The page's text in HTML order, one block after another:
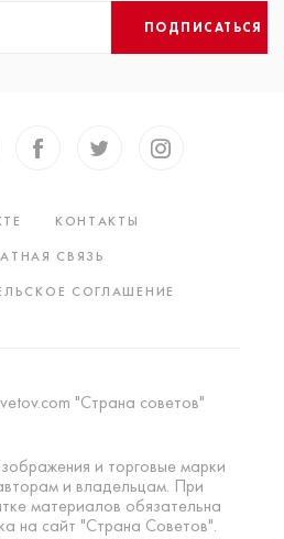
ПОДПИСАТЬСЯ
КОНТАКТЫ
СВЯЗЬ
СОГЛАШЕНИЕ
"Страна советов"
и торговые марки
и владельцам. При
материалов обязательна
на сайт "Страна Советов".